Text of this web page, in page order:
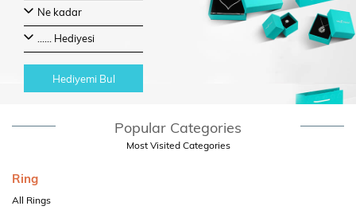
Hediyemi Bul
Popular Categories
Most Visited Categories
Ring
All Rings